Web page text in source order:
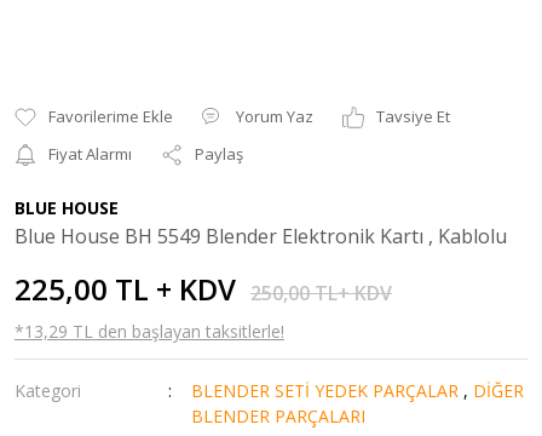
Yorum Yaz
Tavsiye Et
Fiyat Alarmı
Paylaş
BLUE HOUSE
Blue House BH 5549 Blender Elektronik Kartı , Kablolu
225,00 TL + KDV 250,00 TL+ KDV
*13,29 TL den başlayan taksitlerle!
Kategori BLENDER SETİ YEDEK PARÇALAR , DİĞER
BLENDER PARÇALARI